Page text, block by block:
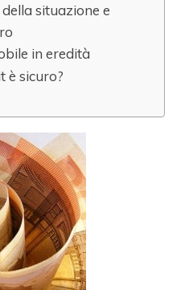
situazione e
in eredità
è sicuro?